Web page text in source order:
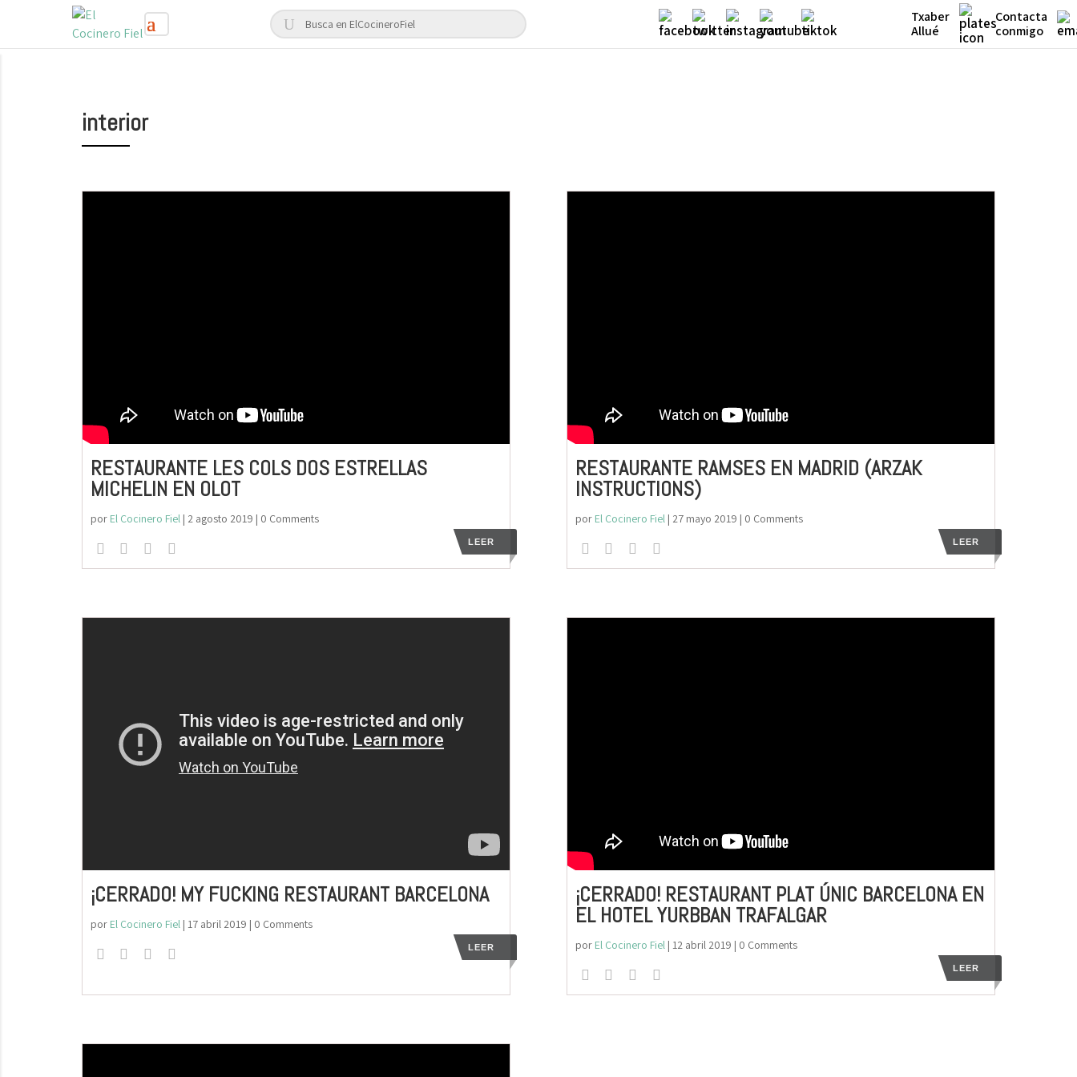
Txaber
Allué
Contacta
conmigo
interior
RESTAURANTE LES COLS DOS ESTRELLAS
MICHELIN EN OLOT
por El Cocinero Fiel| 2 agosto 2019 | 0 Comments
LEER
RESTAURANTE RAMSES EN MADRID (ARZAK
INSTRUCTIONS)
por El Cocinero Fiel | 27 mayo 2019 | 0 Comments
LEER
¡CERRADO! MY FUCKING RESTAURANT BARCELONA
por El Cocinero Fiel| 17 abril 2019 | 0 Comments
LEER
¡CERRADO! RESTAURANT PLAT ÚNIC BARCELONA EN
EL HOTEL YURBBAN TRAFALGAR
por El Cocinero Fiel | 12 abril 2019 | 0 Comments
LEER